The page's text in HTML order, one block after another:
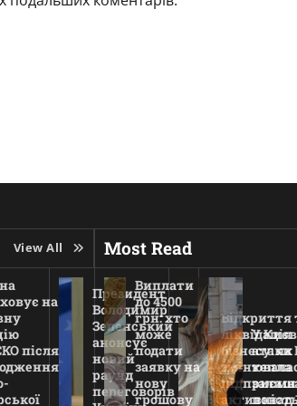
View All
на
після
Президент
Володимир
Зеленський
анонсує
новий
раунд
переговорів
Відкриття
ліквідація
бізнесу: як
Most Read
Виплати
до 4500
грн: хто
може
подати
заявку на
нову
грошову
У
атаки
тепла
понад